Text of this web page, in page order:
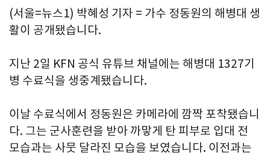
(서울=뉴스1) 박혜성 기자 = 가수 정동원의 해병대 생
활이 공개됐습니다.
지난 2일 KFN 공식 유튜브 채널에는 해병대 1327기
병 수료식을 생중계됐습니다.
이날 수료식에서 정동원은 카메라에 깜짝 포착됐습니
다. 그는 군사훈련을 받아 까맣게 탄 피부로 입대 전
모습과는 사뭇 달라진 모습을 보였습니다. 이전과는